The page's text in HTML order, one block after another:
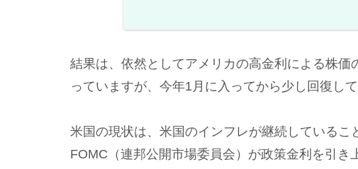
結果は、依然としてアメリカの高金利による株
っていますが、今年1月に入ってから少し回復し
米国の現状は、米国のインフレが継続しているこ
FOMC（連邦公開市場委員会）が政策金利を引